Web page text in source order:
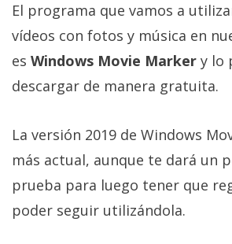
opciones
de
privacidad
/
Aviso
El medio de
comunicación
digital donde
encontrarás
todas las
El programa que vamos a
vídeos con fotos y música en
es Windows Movie Marker y lo
descargar de manera gratuita.
La versión 2019 de Windows
más actual, aunque te dará un
prueba para luego tener que
poder seguir utilizándola.